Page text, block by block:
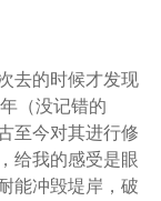
去的时候才发现
（没记错的
至今对其进行修
给我的感受是眼
能冲毁堤岸，破